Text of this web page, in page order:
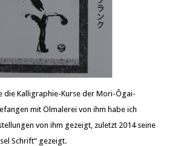
die Kalligraphie-Kurse der Mori-Ôgai-
mit Ölmalerei von ihm habe ich
von ihm gezeigt, zuletzt 2014 seine
Schrift“ gezeigt.